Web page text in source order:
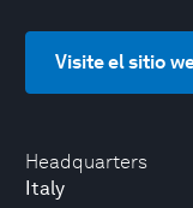
Headquarters
Italy
Visite el sitio